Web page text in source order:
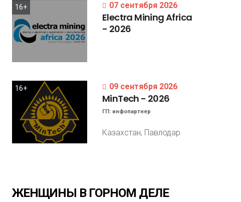
16+ 07 сентября 2026
Electra MiningAfrica
- 2026
16+ 09 сентября 2026
MinTech - 2026
ГП: инфопартнер
Казахстан, Павлодар
ЖЕНЩИНЫ В ГОРНОМ ДЕЛЕ